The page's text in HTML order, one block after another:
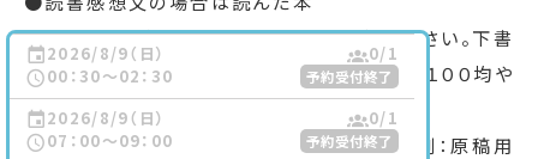
●原稿用紙（宿題に出された枚数をお持ち下さい。下書
きに使用します。提出用の原稿用紙ではなく、１００均や
コンビニで売られているもので結構です。）
●宿題の分量を明確にしておいて下さい。(例：原稿用
2026/8/9（日）
00：30〜02：30
0/1
予約受付終了
2026/8/9（日）
07：00〜09：00
0/1
予約受付終了